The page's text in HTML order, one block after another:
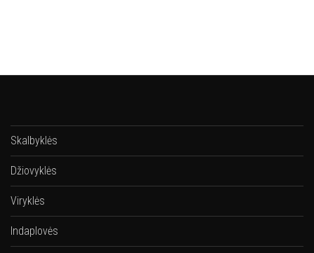
Skalbyklės
Džiovyklės
Viryklės
Indaplovės